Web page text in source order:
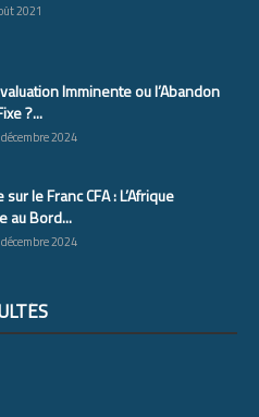
2021
Imminente ou l’Abandon
?...
2024
le Franc CFA : L’Afrique
au Bord...
2024